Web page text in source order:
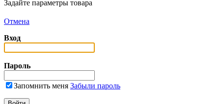
Задайте параметры товара
Отмена
Вход
Пароль
Запомнить меня Забыли пароль